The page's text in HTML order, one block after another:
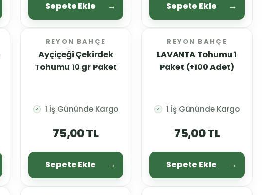
Sepete Ekle Sepete Ekle
REYON BAHÇE
Ayçiçeği Çekirdek
Tohumu 10 gr Paket
✓ 1 İş Gününde Kargo
75,00 TL
Sepete Ekle
YENİREYON BAHÇE
LAVANTA Tohumu 1
Paket (+100 Adet)
✓ 1 İş Gününde Kargo
75,00 TL
Sepete Ekle